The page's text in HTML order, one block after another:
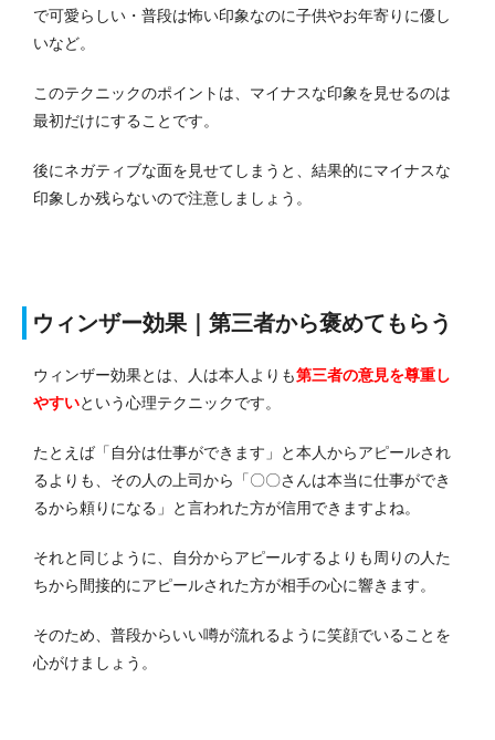
で可愛らしい・普段は怖い印象なのに子供やお年寄りに優し
いなど。
このテクニックのポイントは、マイナスな印象を見せるのは
最初だけにすることです。
後にネガティブな面を見せてしまうと、結果的にマイナスな
印象しか残らないので注意しましょう。
ウィンザー効果｜第三者から褒めてもらう
ウィンザー効果とは、人は本人よりも第三者の意見を尊重し
やすいという心理テクニックです。
たとえば「自分は仕事ができます」と本人からアピールされ
るよりも、その人の上司から「〇〇さんは本当に仕事ができ
るから頼りになる」と言われた方が信用できますよね。
それと同じように、自分からアピールするよりも周りの人た
ちから間接的にアピールされた方が相手の心に響きます。
そのため、普段からいい噂が流れるように笑顔でいることを
心がけましょう。